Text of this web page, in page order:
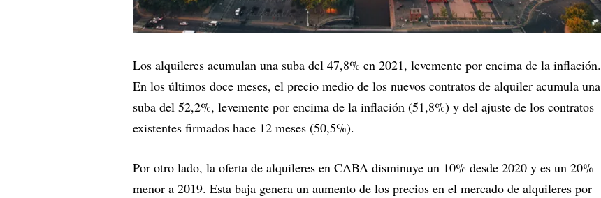
Los alquileres acumulan una suba del 47,8% en 2021, levemente por encima de la inflación.
En los últimos doce meses, el precio medio de los nuevos contratos de alquiler acumula una
suba del 52,2%, levemente por encima de la inflación (51,8%) y del ajuste de los contratos
existentes firmados hace 12 meses (50,5%).
Por otro lado, la oferta de alquileres en CABA disminuye un 10% desde 2020 y es un 20%
menor a 2019. Esta baja genera un aumento de los precios en el mercado de alquileres por